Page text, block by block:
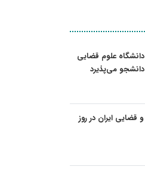
علوم قضایی
دانشجو می‌پذیرد
ایران در روز